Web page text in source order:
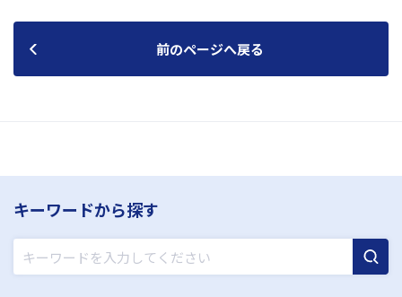
前のページへ戻る
キーワードから探す